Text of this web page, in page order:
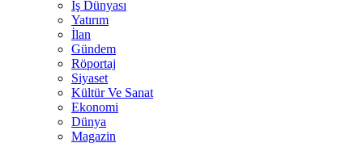
İş Dünyası
Yatırım
İlan
Gündem
Röportaj
Siyaset
Kültür Ve Sanat
Ekonomi
Dünya
Magazin